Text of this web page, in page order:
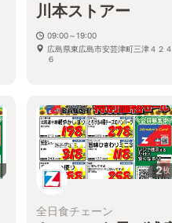
川本ストアー
09:00～19:00
広島県東広島市安芸津町三津４２４
６
2枚
全日食チェーン